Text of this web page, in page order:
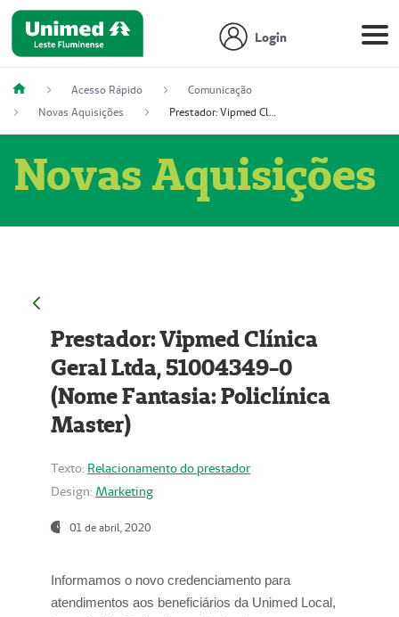
Login
Acesso Rápido
Comunicação
Novas Aquisições
Prestador: Vipmed Clínica Geral Ltda, 51004349-0 (Nome Fantasia: Policlínica Master)
Novas Aquisições
Prestador: Vipmed Clínica
Geral Ltda, 51004349-0
(Nome Fantasia: Policlínica
Master)
Texto: Relacionamento do prestador
Design: Marketing
01 de abril, 2020
Informamos o novo credenciamento para
atendimentos aos beneficiários da Unimed Local,